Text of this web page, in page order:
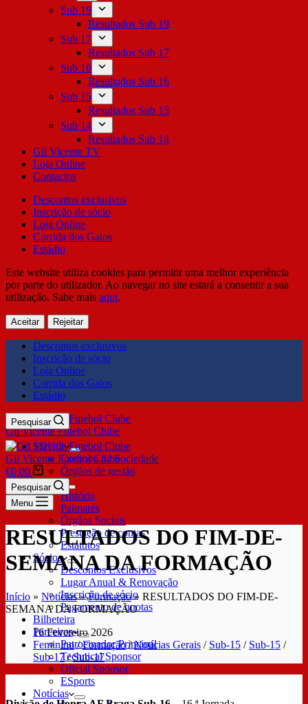
Sub 19
Resultados Sub 19
Sub 17
Resultados Sub 17
Sub 16
Resultados Sub 16
Sub 15
Resultados Sub 15
Sub 14
Resultados Sub 14
Gil Vicente TV
Loja Online
Contactos
Descontos exclusivos
Inscrição de sócio
Loja Online
Corrida dos Galos
Estádio
Este website utiliza cookies para permitir uma melhor experiência
por parte do utilizador. Ao navegar no site estará a consentir a sua
utilização. Sabe mais aqui.
Aceitar Rejeitar
Descontos exclusivos
Inscrição de sócio
Loja Online
Corrida dos Galos
Estádio
Gil Vicente Futebol Clube
Pesquisar
SDUQ
Contrato de Sociedade
Órgãos de gestão
Clube
História
Palmarés
Órgãos Sociais
Prestação de contas
Estatutos
Sócios
Descontos Exclusivos
Lugar Anual & Renovação
Inscrição de sócio
Pagamento de quotas
Bilheteira
Parceiros
Patrocinador Principal
Technical Sponsor
Oficial Sponsor
ESports
Notícias
Gil Vicente Futebol Clube
€0,00
Pesquisar
Menu
RESULTADOS DO FIM-DE-
SEMANA DA FORMAÇÃO
Início » Notícias»Formação» RESULTADOS DO FIM-DE-
SEMANA DA FORMAÇÃO
16 Fevereiro 2026
Feminino/Formação/Notícias Gerais / Sub-15 / Sub-15 /
Sub-17/Sub-17